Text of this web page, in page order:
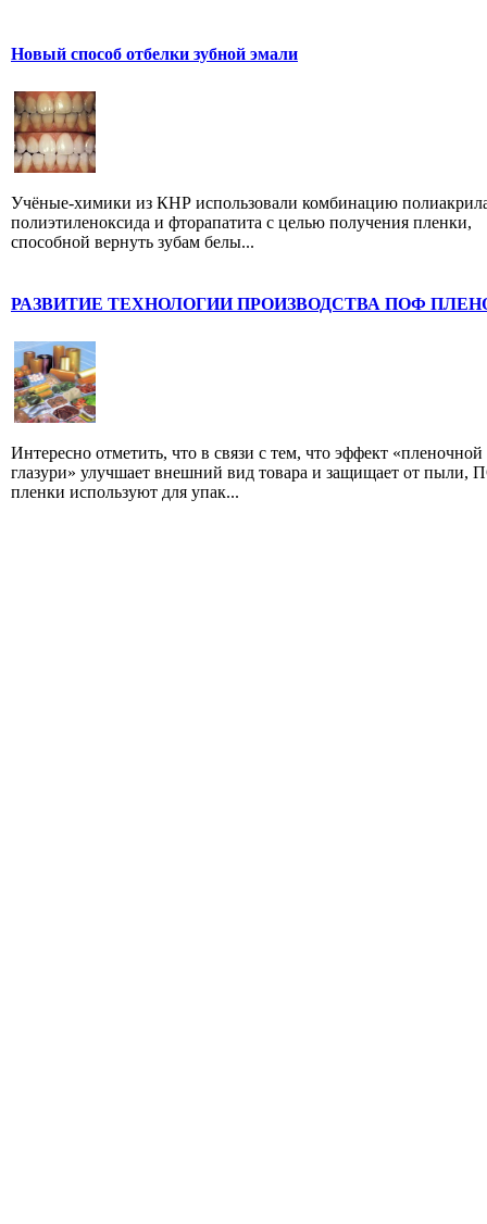
Новый способ отбелки зубной эмали
Учёные-химики из КНР использовали комбинацию
полиэтиленоксида и фторапатита с целью получения пленки,
способной вернуть зубам белы...
РАЗВИТИЕ ТЕХНОЛОГИИ ПРОИЗВОДСТВА ПОФ
Интересно отметить, что в связи с тем, что эффект «пленочной
глазури» улучшает внешний вид товара и защищает от пыли,
пленки используют для упак...